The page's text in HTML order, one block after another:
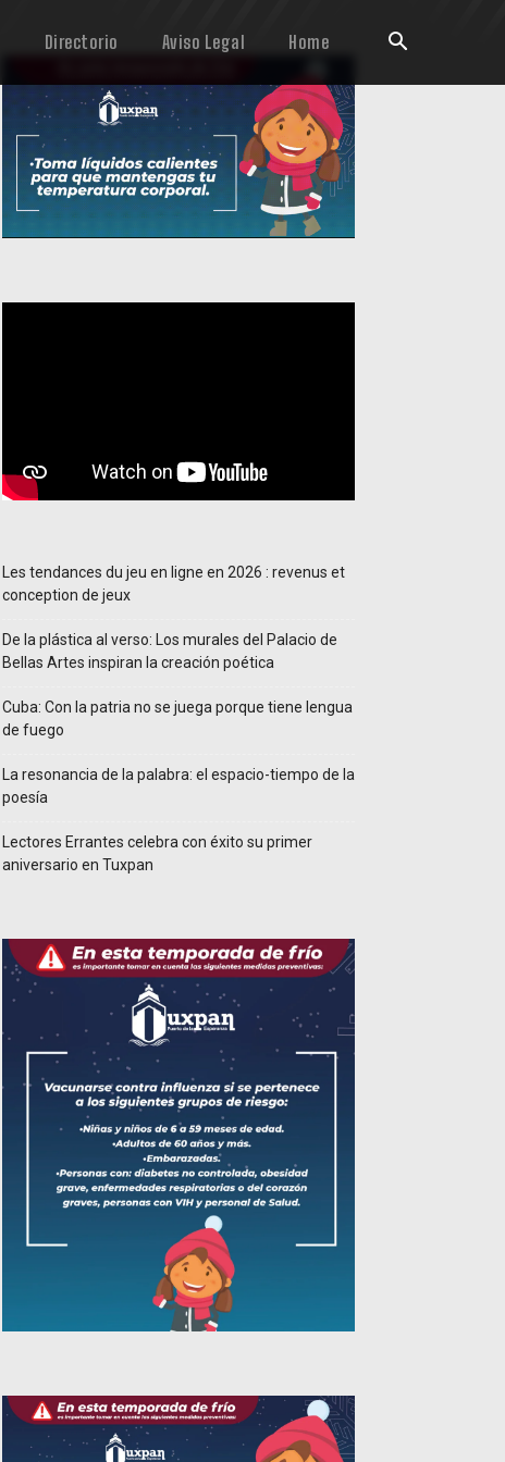
Directorio Aviso Legal Home
Les tendances du jeu en ligne en 2026 : revenus et
conception de jeux
De la plástica al verso: Los murales del Palacio de
Bellas Artes inspiran la creación poética
Cuba: Con la patria no se juega porque tiene lengua
de fuego
La resonancia de la palabra: el espacio-tiempo de la
poesía
Lectores Errantes celebra con éxito su primer
aniversario en Tuxpan